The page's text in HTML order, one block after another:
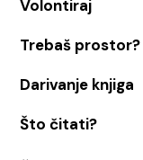
Volontiraj
Trebaš prostor?
Darivanje knjiga
Što čitati?